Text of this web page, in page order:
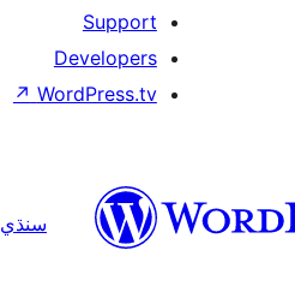
Support
Developers
WordPress.tv
↗
سنڌي